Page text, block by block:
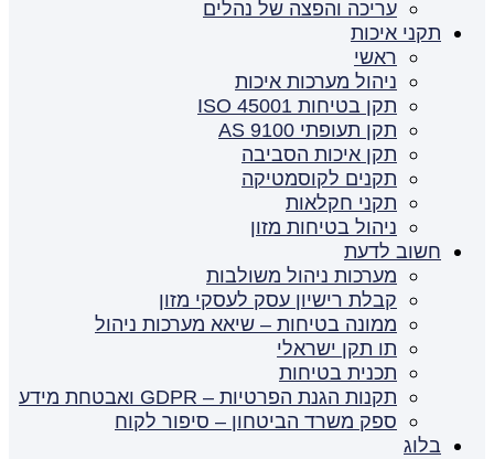
עריכה והפצה של נהלים
תקני איכות
ראשי
ניהול מערכות איכות
תקן בטיחות ISO 45001
תקן תעופתי AS 9100
תקן איכות הסביבה
תקנים לקוסמטיקה
תקני חקלאות
ניהול בטיחות מזון
חשוב לדעת
מערכות ניהול משולבות
קבלת רישיון עסק לעסקי מזון
ממונה בטיחות – שיאא מערכות ניהול
תו תקן ישראלי
תכנית בטיחות
תקנות הגנת הפרטיות – GDPR ואבטחת מידע
ספק משרד הביטחון – סיפור לקוח
בלוג